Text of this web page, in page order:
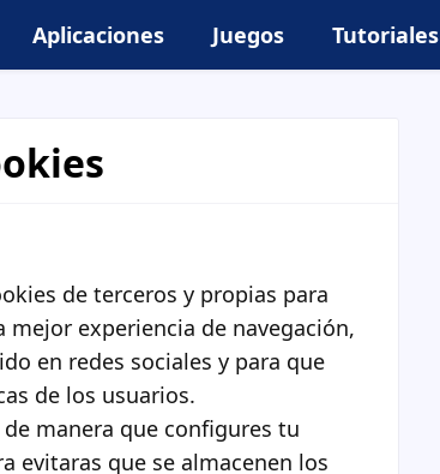
Aplicaciones Juegos Tutoriales
de terceros y propias para
mejor experiencia de navegación,
en redes sociales y para que
de los usuarios.
manera que configures tu
evitaras que se almacenen los